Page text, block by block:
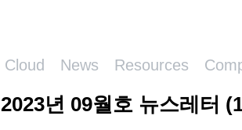
Cloud News Resources
2023년 09월호 뉴스레터